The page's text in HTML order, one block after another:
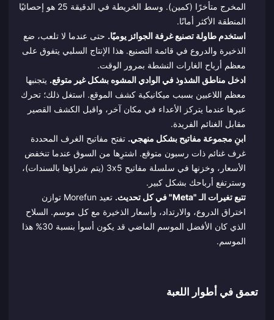
المخرج متأخرًا (كمين). وسط الخريطة في الدقيقة 25 هو إحصائيًا
المنطقة الأكثر أمانًا.
استخدم طاولة تصنيع غرفة الجوائز يوميًا. حتى عندما لا تلعب، ضع
الذخيرة والدروع في قائمة التصنيع. هذا الإنتاج السلبي يتفوق على
معظم أرباح الغارات النشطة بمرور الوقت.
ادخل مناطق الشذوذ في الوادي المشوه بشكل غير متوقع. يتجنبها
معظم اللاعبين بسبب ميكانيكية كشف الموقع. استغل ذلك؛ تحرك
عبرها عندما يتركز الأعداء في مكان آخر، واقبل الكشف القصير
مقابل الغنائم الفريدة.
ابنِ مجموعة مفاتيح بشكل منهجي. تفتح مفاتيح الغرف المحددة
غرف غنائم ذات رسبون متوقع. اشترِها من السوق عندما تنخفض
الأسعار، وخزنها في سلسلة مفاتيح 3x5 (يتم شراؤها بالسندات)،
وسترتفع أرباحك بشكل كبير.
تتبع تغيرات الـ "Meta" في كل تحديث.
تعيد Morefun توازن
اختراق الدروع، والارتداد، وأسعار الذخيرة مع كل موسم. السلاح
الذي كان الأفضل الموسم الماضي قد يكون أسوأ بنسبة 30% هذا
الموسم.
تعمق في أطوار اللعبة